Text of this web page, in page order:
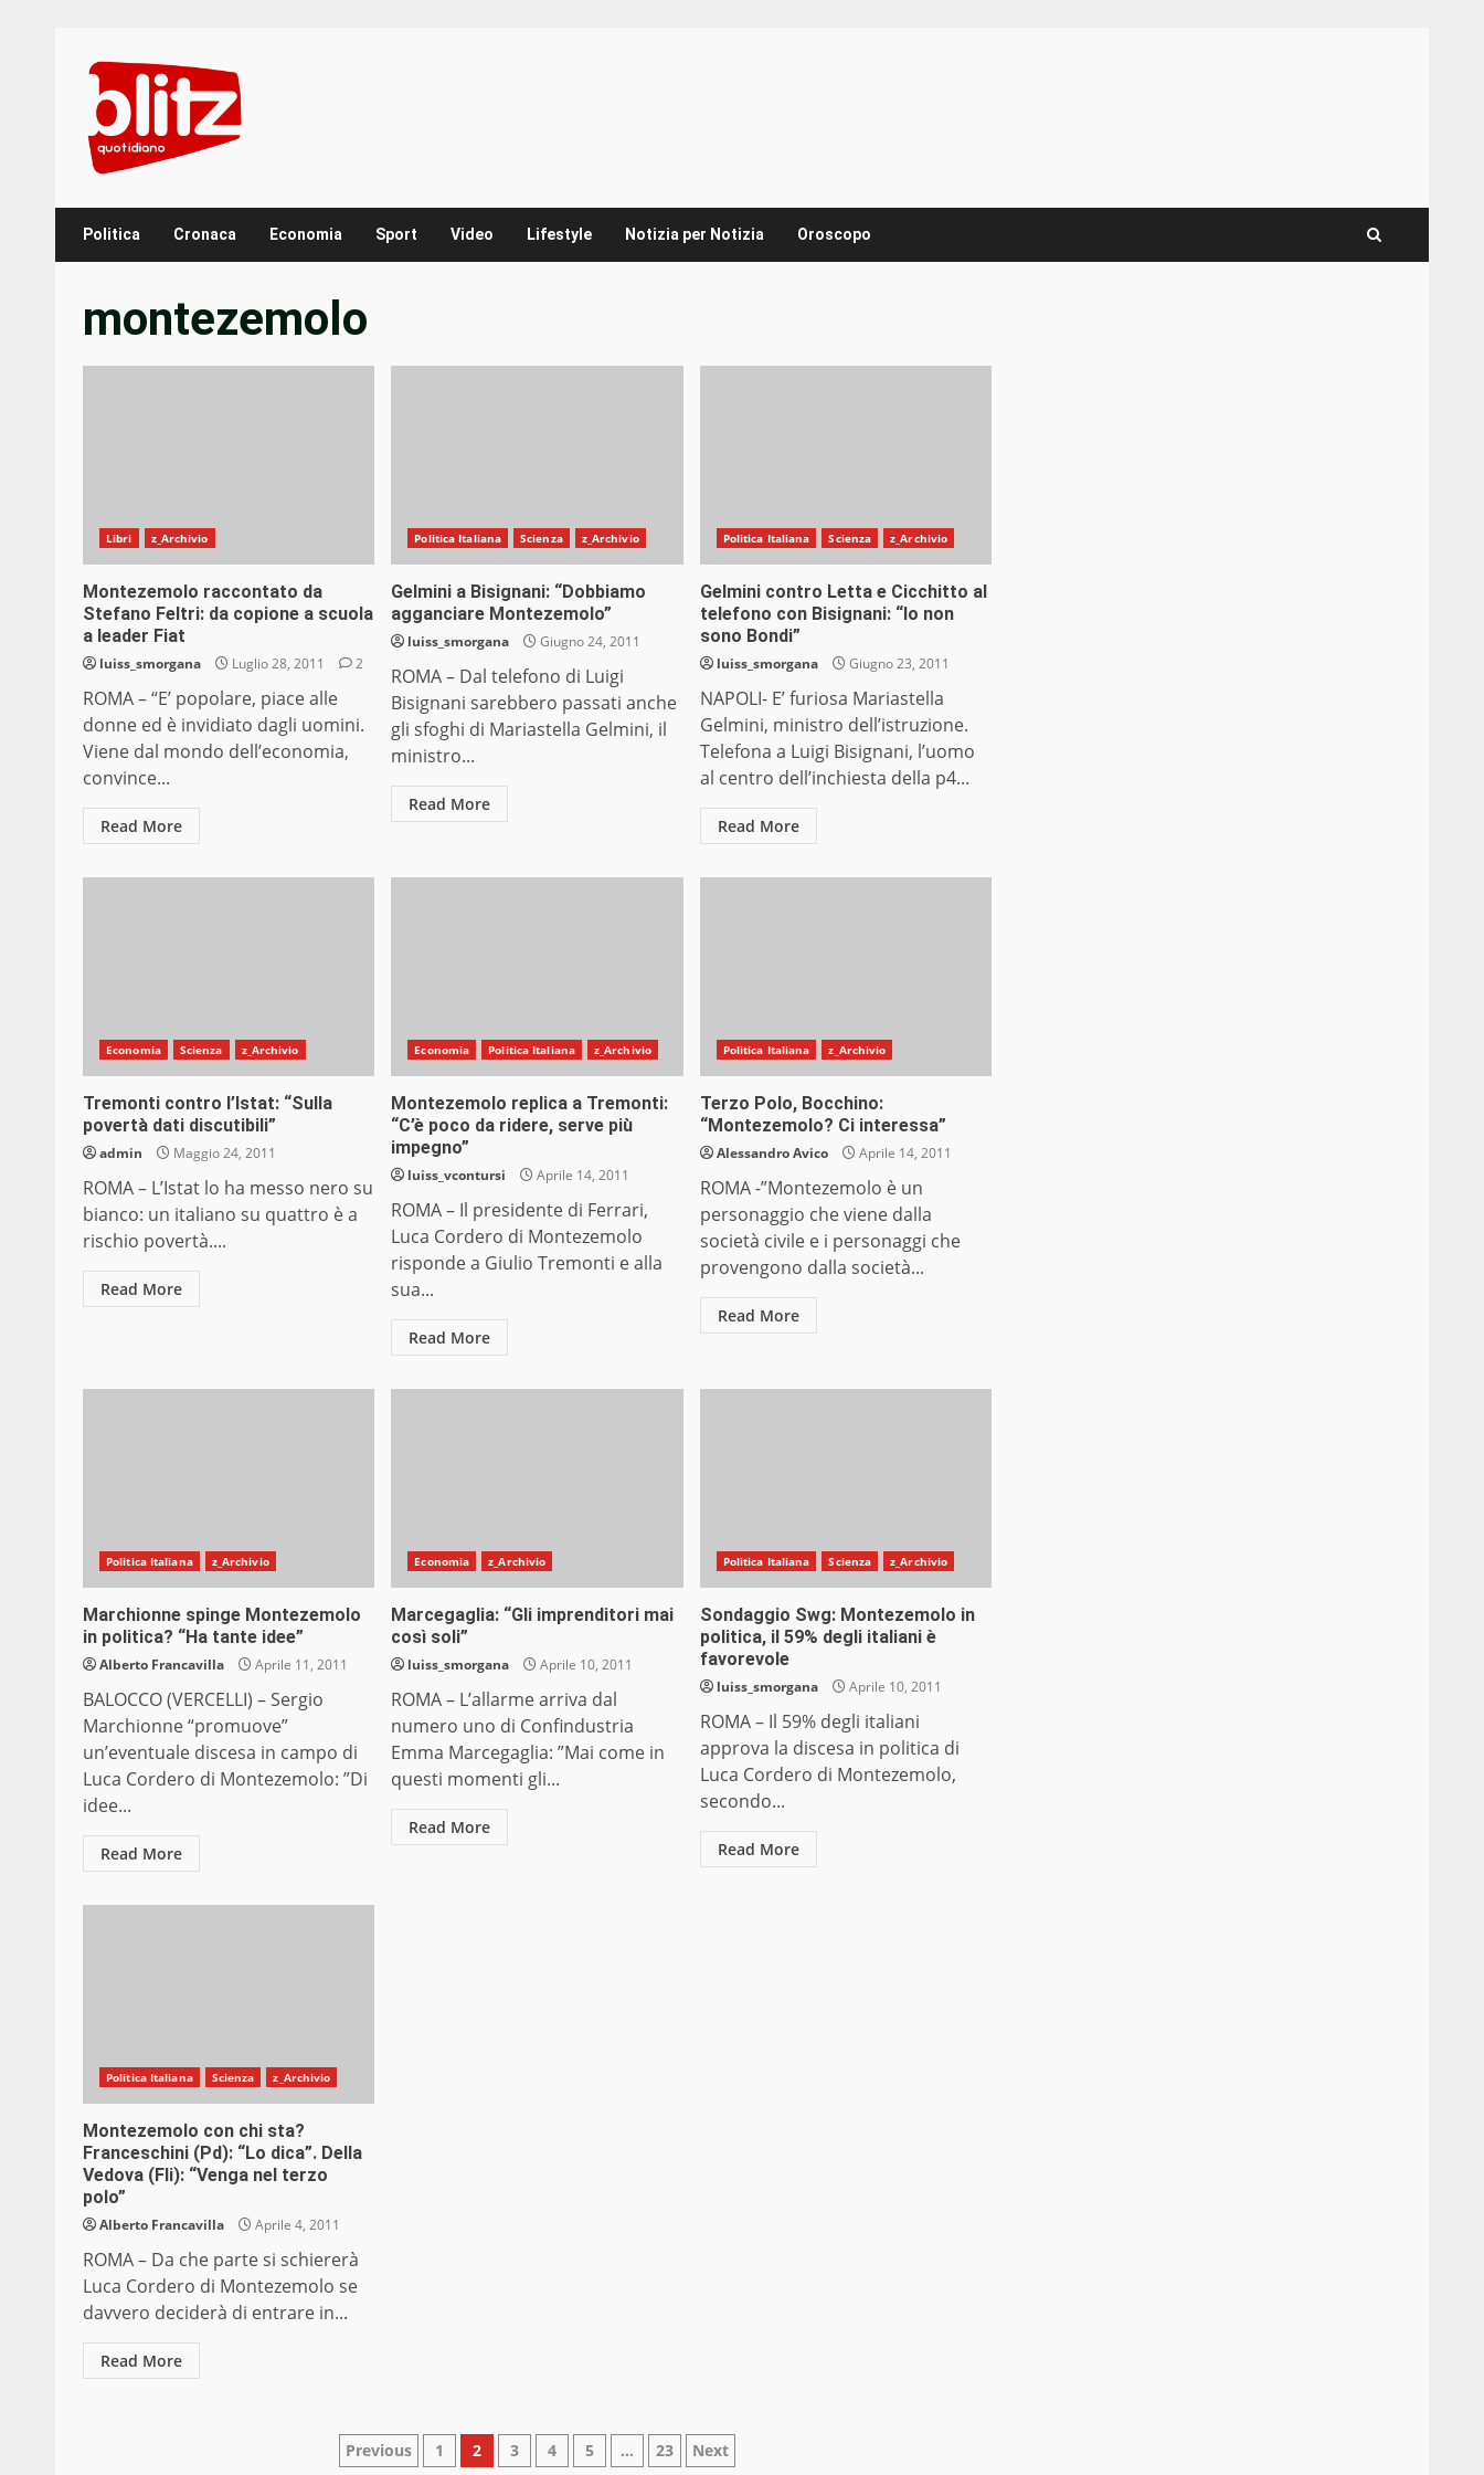
content
Politica Cronaca Economia Sport Video Lifestyle Notizia per Notizia Oroscopo
montezemolo
Libri z_Archivio
Montezemolo raccontato da
Stefano Feltri: da copione a scuola
a leader Fiat
luiss_smorgana Luglio 28, 2011 2
ROMA – “E’ popolare, piace alle
donne ed è invidiato dagli uomini.
Viene dal mondo dell’economia,
convince...
Read More
Politica Italiana Scienza z_Archivio
Gelmini a Bisignani: “Dobbiamo
agganciare Montezemolo”
luiss_smorgana Giugno 24, 2011
ROMA – Dal telefono di Luigi
Bisignani sarebbero passati anche
gli sfoghi di Mariastella Gelmini, il
ministro...
Read More
Politica Italiana Scienza z_Archivio
Gelmini contro Letta e Cicchitto al
telefono con Bisignani: “Io non
sono Bondi”
luiss_smorgana Giugno 23, 2011
NAPOLI- E’ furiosa Mariastella
Gelmini, ministro dell’istruzione.
Telefona a Luigi Bisignani, l’uomo
al centro dell’inchiesta della p4...
Read More
Economia Scienza z_Archivio
Tremonti contro l’Istat: “Sulla
povertà dati discutibili”
admin Maggio 24, 2011
ROMA – L’Istat lo ha messo nero su
bianco: un italiano su quattro è a
rischio povertà....
Read More
Economia Politica Italiana z_Archivio
Montezemolo replica a Tremonti:
“C’è poco da ridere, serve più
impegno”
luiss_vcontursi Aprile 14, 2011
ROMA – Il presidente di Ferrari,
Luca Cordero di Montezemolo
risponde a Giulio Tremonti e alla
sua...
Read More
Politica Italiana z_Archivio
Terzo Polo, Bocchino:
“Montezemolo? Ci interessa”
Alessandro Avico Aprile 14, 2011
ROMA -”Montezemolo è un
personaggio che viene dalla
società civile e i personaggi che
provengono dalla società...
Read More
Politica Italiana z_Archivio
Marchionne spinge Montezemolo
in politica? “Ha tante idee”
Alberto Francavilla Aprile 11, 2011
BALOCCO (VERCELLI) – Sergio
Marchionne “promuove”
un’eventuale discesa in campo di
Luca Cordero di Montezemolo: ”Di
idee...
Read More
Economia z_Archivio
Marcegaglia: “Gli imprenditori mai
così soli”
luiss_smorgana Aprile 10, 2011
ROMA – L’allarme arriva dal
numero uno di Confindustria
Emma Marcegaglia: ”Mai come in
questi momenti gli...
Read More
Politica Italiana Scienza z_Archivio
Sondaggio Swg: Montezemolo in
politica, il 59% degli italiani è
favorevole
luiss_smorgana Aprile 10, 2011
ROMA – Il 59% degli italiani
approva la discesa in politica di
Luca Cordero di Montezemolo,
secondo...
Read More
Politica Italiana Scienza z_Archivio
Montezemolo con chi sta?
Franceschini (Pd): “Lo dica”. Della
Vedova (Fli): “Venga nel terzo
polo”
Alberto Francavilla Aprile 4, 2011
ROMA – Da che parte si schiererà
Luca Cordero di Montezemolo se
davvero deciderà di entrare in...
Read More
Paginazione
Previous 1 2 3 4 5 … 23 Next